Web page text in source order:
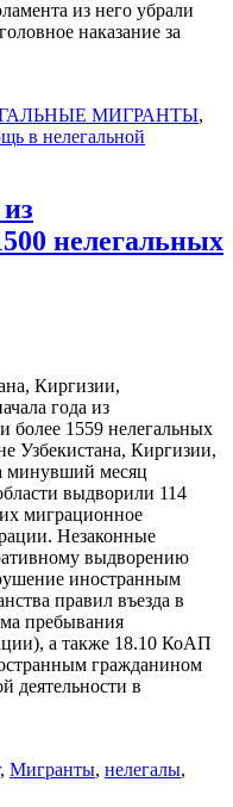
из него убрали
наказание за
МИГРАНТЫ,
в нелегальной
нелегальных
Киргизии,
года из
более 1559 нелегальных
Узбекистана, Киргизии,
минувший месяц
выдворили 114
миграционное
Незаконные
выдворению
иностранным
правил въезда в
пребывания
а также 18.10 КоАП
гражданином
деятельности в
, Мигранты, нелегалы,